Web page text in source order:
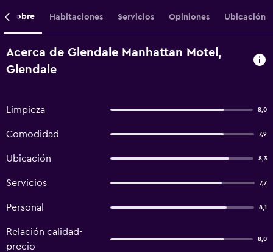
Sobre Habitaciones Servicios Opiniones Ubicación
Acerca de Glendale Manhattan Motel,
Glendale
Limpieza 8,0
Comodidad 7,9
Ubicación 8,3
Servicios 7,7
Personal 8,1
Relación calidad-
precio
8,0